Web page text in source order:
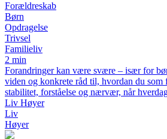
Forældreskab
Børn
Opdragelse
Trivsel
Familieliv
2 min
Forandringer kan være svære – især for
viden og konkrete råd til, hvordan du som
stabilitet, forståelse og nærvær, når
Liv Høyer
Liv
Høyer